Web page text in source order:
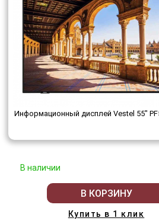
Информационный дисплей Vestel 55"
В наличии
В КОРЗИНУ
Купить в 1 клик